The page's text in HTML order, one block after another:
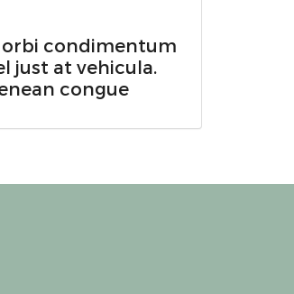
condimentum
just at vehicula.
congue